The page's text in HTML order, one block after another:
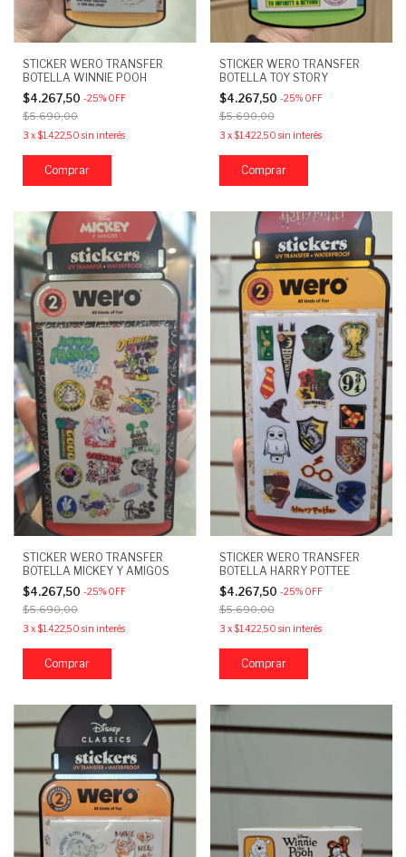
STICKER WERO TRANSFER
BOTELLA WINNIE POOH
$4.267,50 -25% OFF
$5.690,00
3 x$1.422,50 sin interés
STICKER WERO TRANSFER
BOTELLA TOY STORY
$4.267,50 -25% OFF
$5.690,00
3 x$1.422,50 sin interés
STICKER WERO TRANSFER
BOTELLA MICKEY Y AMIGOS
$4.267,50 -25% OFF
$5.690,00
3 x$1.422,50 sin interés
STICKER WERO TRANSFER
BOTELLA HARRY POTTEE
$4.267,50 -25% OFF
$5.690,00
3 x$1.422,50 sin interés